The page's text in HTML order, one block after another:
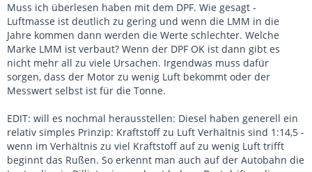
Muss ich überlesen haben mit dem DPF. Wie gesagt -
Luftmasse ist deutlich zu gering und wenn die LMM in die
Jahre kommen dann werden die Werte schlechter. Welche
Marke LMM ist verbaut? Wenn der DPF OK ist dann gibt es
nicht mehr all zu viele Ursachen. Irgendwas muss dafür
sorgen, dass der Motor zu wenig Luft bekommt oder der
Messwert selbst ist für die Tonne.
EDIT: will es nochmal herausstellen: Diesel haben generell ein
relativ simples Prinzip: Kraftstoff zu Luft Verhältnis sind 1:14,5 -
wenn im Verhältnis zu viel Kraftstoff auf zu wenig Luft trifft
beginnt das Rußen. So erkennt man auch auf der Autobahn die